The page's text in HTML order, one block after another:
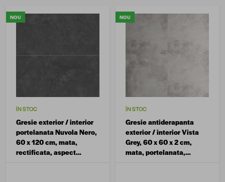
NOU
ÎN STOC
Gresie exterior / interior
portelanata Nuvola Nero,
60 x 120 cm, mata,
rectificata, aspect
NOU
ÎN STOC
Gresie antiderapanta
exterior / interior Vista
Grey, 60 x 60 x 2 cm,
mata, portelanata,